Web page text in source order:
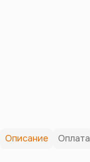
Описание Оплата